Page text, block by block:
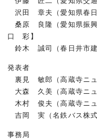
沢田 章夫（愛知県春日
桑原 良隆（愛知県振
口 彩】
鈴木 誠司（春日井市建
発表者
裏見 敏郎（高蔵寺ニュ
大森 久美（高蔵寺ニュ
木村 俊夫（高蔵寺ニュ
吉岡 実（名鉄バス株
事務局